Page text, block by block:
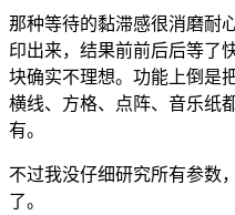
那种等待的黏滞感很消磨耐
印出来，结果前前后后等了
块确实不理想。功能上倒是
横线、方格、点阵、音乐纸
有。
不过我没仔细研究所有参数
了。